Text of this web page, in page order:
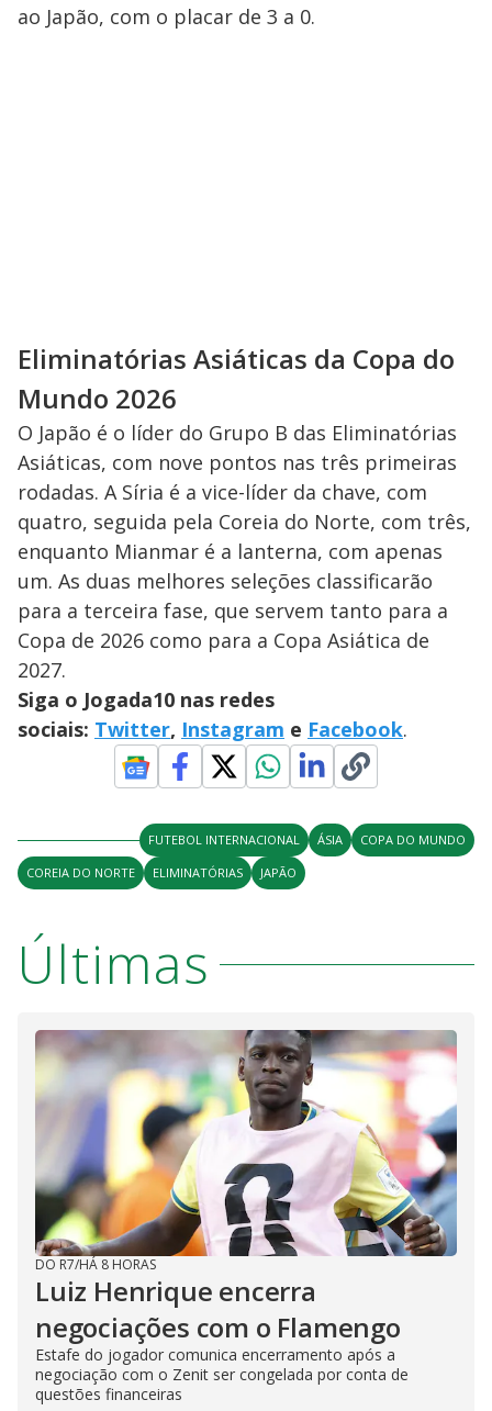
ao Japão, com o placar de 3 a 0.
Eliminatórias Asiáticas da Copa do
Mundo 2026
O Japão é o líder do Grupo B das Eliminatórias
Asiáticas, com nove pontos nas três primeiras
rodadas. A Síria é a vice-líder da chave, com
quatro, seguida pela Coreia do Norte, com três,
enquanto Mianmar é a lanterna, com apenas
um. As duas melhores seleções classificarão
para a terceira fase, que servem tanto para a
Copa de 2026 como para a Copa Asiática de
2027.
Siga o Jogada10 nas redes
sociais: Twitter, Instagram e Facebook.
FUTEBOL INTERNACIONAL ÁSIA
COPA DO MUNDO
COREIA DO NORTE
ELIMINATÓRIAS JAPÃO
Últimas
DO R7/HÁ 8 HORAS
Luiz Henrique encerra
negociações com o Flamengo
Estafe do jogador comunica encerramento após a
negociação com o Zenit ser congelada por conta de
questões financeiras